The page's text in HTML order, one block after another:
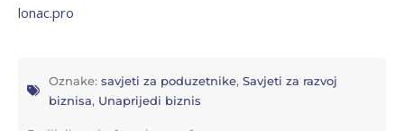
lonac.pro
Oznake: savjeti za poduzetnike, Savjeti za razvoj
biznisa, Unaprijedi biznis